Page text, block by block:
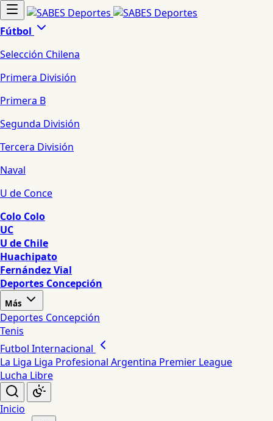
Fútbol
Selección Chilena
Primera División
Primera B
Segunda División
Tercera División
Naval
U de Conce
Colo Colo
UC
U de Chile
Huachipato
Fernández Vial
Deportes Concepción
Más
Deportes Concepción
Tenis
Futbol Internacional
La Liga Liga Profesional Argentina Premier League
Lucha Libre
Inicio